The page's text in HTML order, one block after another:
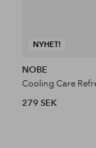
NYHET!
NOBE
279 SEK